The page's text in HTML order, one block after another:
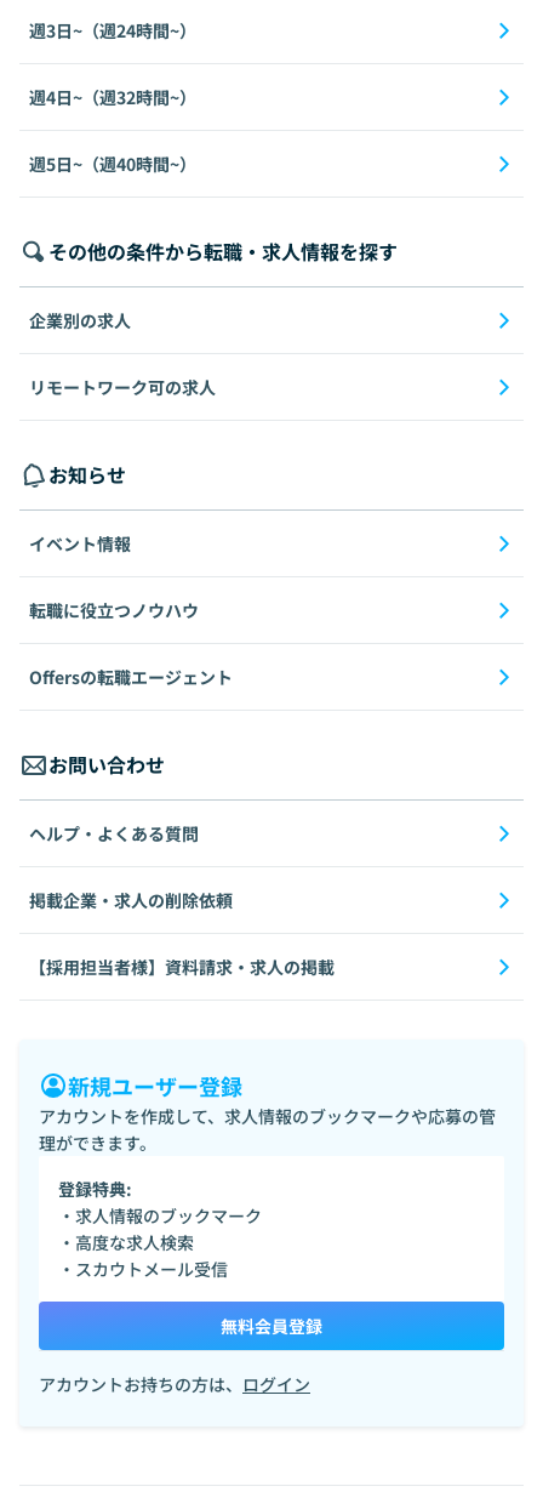
週3日~（週24時間~）
週4日~（週32時間~）
週5日~（週40時間~）
その他の条件から転職・求人情報を探す
企業別の求人
リモートワーク可の求人
お知らせ
イベント情報
転職に役立つノウハウ
Offersの転職エージェント
お問い合わせ
ヘルプ・よくある質問
掲載企業・求人の削除依頼
【採用担当者様】資料請求・求人の掲載
新規ユーザー登録
アカウントを作成して、求人情報のブックマークや応募の管
理ができます。
登録特典:
・求人情報のブックマーク
・高度な求人検索
・スカウトメール受信
無料会員登録
アカウントお持ちの方は、 ログイン